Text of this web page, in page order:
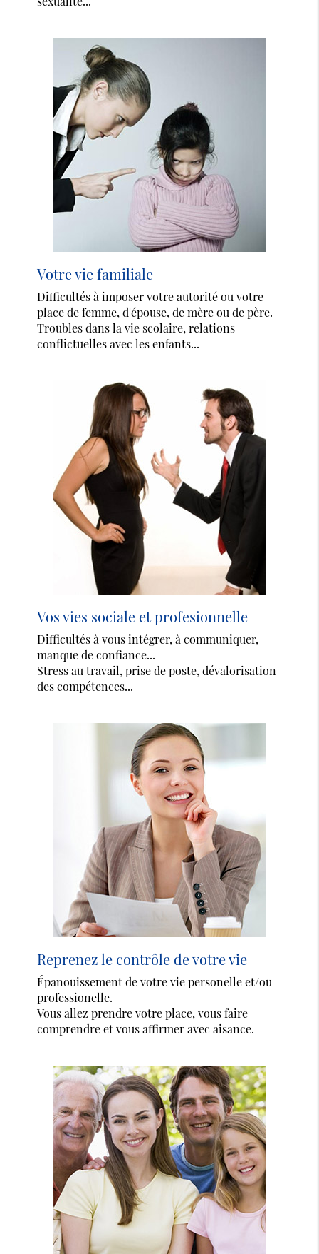
Votre vie familiale
Difficultés à imposer votre autorité ou votre
place de femme, d'épouse, de mère ou de père.
Troubles dans la vie scolaire, relations
conflictuelles avec les enfants...
Vos vies sociale et profesionnelle
Difficultés à vous intégrer, à communiquer,
manque de confiance...
Stress au travail, prise de poste, dévalorisation
des compétences...
Reprenez le contrôle de votre vie
Épanouissement de votre vie personelle et/ou
professionelle.
Vous allez prendre votre place, vous faire
comprendre et vous affirmer avec aisance.